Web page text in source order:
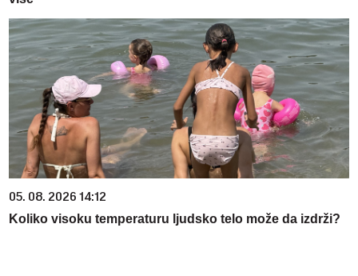
05. 08. 2026 14:12
Koliko visoku temperaturu ljudsko telo može da izdrži?